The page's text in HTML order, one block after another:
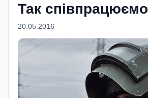
Так співпрацюємо
20.05.2016